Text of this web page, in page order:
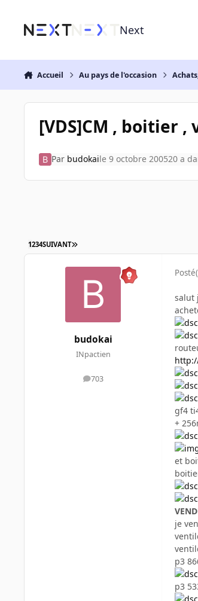
Next
Accueil Au pays de l'occasion
[VDS]CM , boitier
Par budokaile 9 octobre 200520 a
1234SUIVANT
budokai
INpactien
703
messages
salut
gf4
+
et
je
p3
p3